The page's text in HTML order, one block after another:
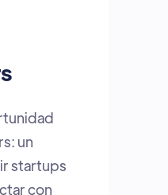
en el
abiertos
visibilizar